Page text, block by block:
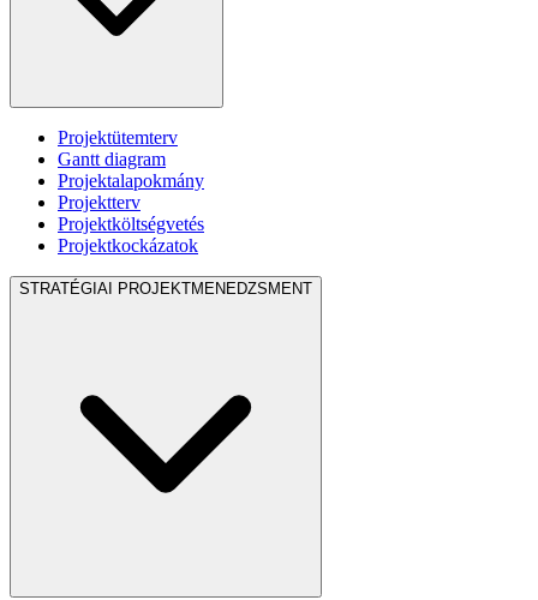
Projektütemterv
Gantt diagram
Projektalapokmány
Projektterv
Projektköltségvetés
Projektkockázatok
STRATÉGIAI PROJEKTMENEDZSMENT